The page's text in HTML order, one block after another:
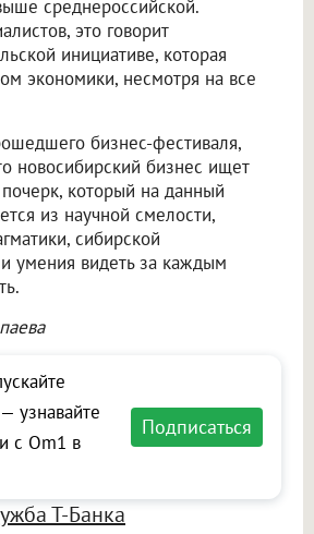
среднероссийской.
это говорит
инициативе, которая
экономики, несмотря на все
бизнес-фестиваля,
новосибирский бизнес ищет
который на данный
из научной смелости,
сибирской
умения видеть за каждым
узнавайте
с Om1 в
Подписаться
Т-Банка